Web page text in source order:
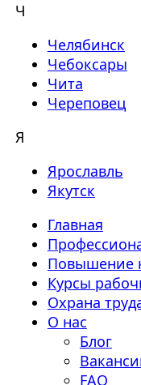
Ч
Челябинск
Чебоксары
Чита
Череповец
Я
Ярославль
Якутск
Главная
Повышение
Курсы
Охрана
О нас
Блог
FAQ